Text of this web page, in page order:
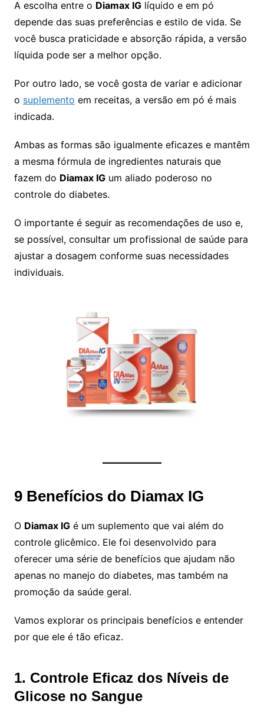
A escolha entre o Diamax IGlíquido e em pó
depende das suas preferências e estilo de vida. Se
você busca praticidade e absorção rápida, a versão
líquida pode ser a melhor opção.
Por outro lado, se você gosta de variar e adicionar
o suplemento em receitas, a versão em pó é mais
indicada.
Ambas as formas são igualmente eficazes e mantêm
a mesma fórmula de ingredientes naturais que
fazem do Diamax IGum aliado poderoso no
controle do diabetes.
O importante é seguir as recomendações de uso e,
se possível, consultar um profissional de saúde para
ajustar a dosagem conforme suas necessidades
individuais.
9 Benefícios do Diamax IG
O Diamax IGé um suplemento que vai além do
controle glicêmico. Ele foi desenvolvido para
oferecer uma série de benefícios que ajudam não
apenas no manejo do diabetes, mas também na
promoção da saúde geral.
Vamos explorar os principais benefícios e entender
por que ele é tão eficaz.
1. Controle Eficaz dos Níveis de
Glicose no Sangue